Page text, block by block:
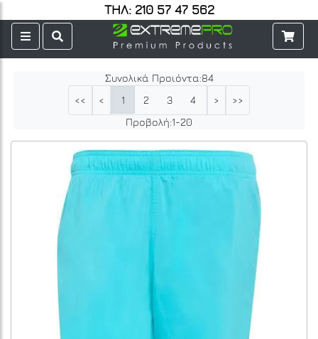
ΤΗΛ: 210 57 47 562
Συνολικά Προιόντα:84
<<
< 1 2 3 4 5
>
>>
Προβολή:1-20